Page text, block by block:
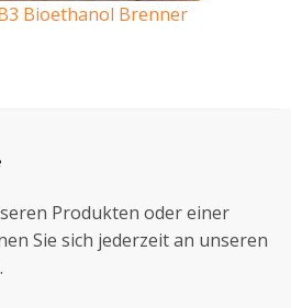
Bioethanol Brenner
Produkten oder einer
Sie sich jederzeit an unseren